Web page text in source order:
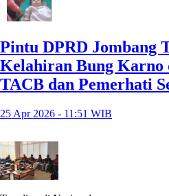
Pintu DPRD Jombang
Kelahiran Bung Karno
TACB dan Pemerhati
25 Apr 2026 - 11:51 WIB